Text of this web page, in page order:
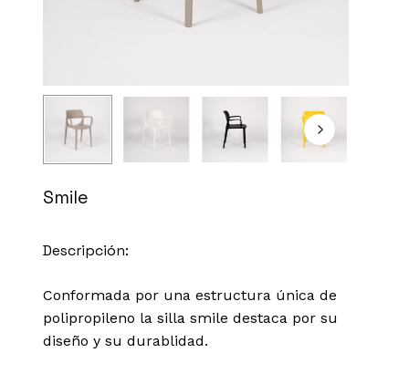
Smile
Descripción:
Conformada por una estructura única de
polipropileno la silla smile destaca por su
diseño y su durablidad.